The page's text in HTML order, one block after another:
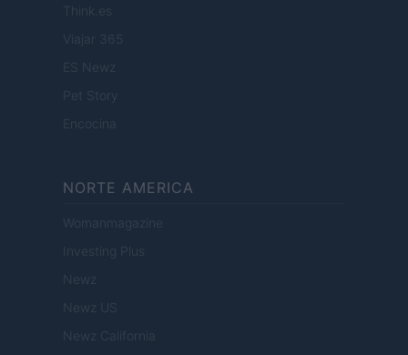
Think.es
Viajar 365
ES Newz
Pet Story
Encocina
NORTE AMERICA
Womanmagazine
Investing Plus
Newz
Newz US
Newz California